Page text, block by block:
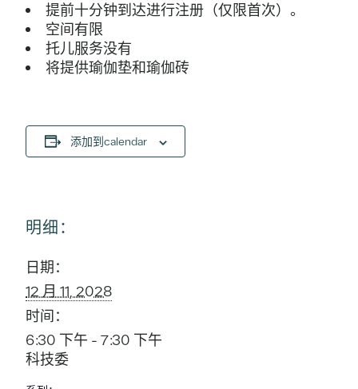
提前十分钟到达进行注册（仅限首次）。
空间有限
托儿服务没有
将提供瑜伽垫和瑜伽砖
添加到calendar
明细：
日期：
12 月 11, 2028
时间：
6:30 下午 - 7:30 下午
科技委